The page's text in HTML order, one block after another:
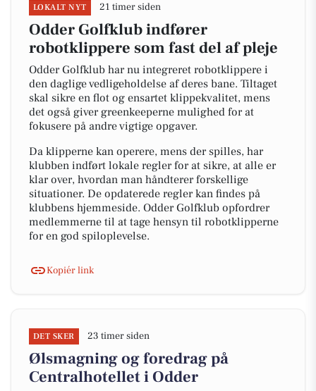
LOKALT NYT 21 timer siden
Odder Golfklub indfører
robotklippere som fast del af pleje
Odder Golfklub har nu integreret robotklippere i
den daglige vedligeholdelse af deres bane. Tiltaget
skal sikre en flot og ensartet klippekvalitet, mens
det også giver greenkeeperne mulighed for at
fokusere på andre vigtige opgaver.
Da klipperne kan operere, mens der spilles, har
klubben indført lokale regler for at sikre, at alle er
klar over, hvordan man håndterer forskellige
situationer. De opdaterede regler kan findes på
klubbens hjemmeside. Odder Golfklub opfordrer
medlemmerne til at tage hensyn til robotklipperne
for en god spiloplevelse.
Kopiér link
DET SKER 23 timer siden
Ølsmagning og foredrag på
Centralhotellet i Odder